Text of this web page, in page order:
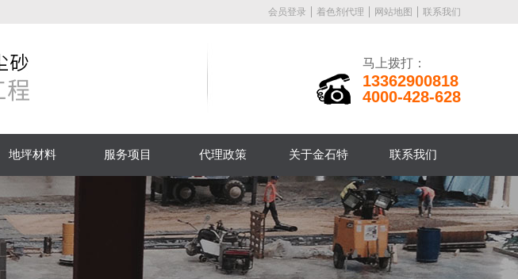
会员登录 着色剂代理 网站地图 联系我们
马上拨打：
13362900818
4000-428-628
地坪材料 服务项目 代理政策 关于金石特 联系我们